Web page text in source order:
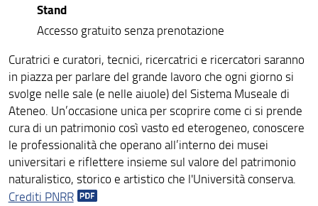
Stand
Accesso gratuito senza prenotazione
Curatrici e curatori, tecnici, ricercatrici e ricercatori saranno
in piazza per parlare del grande lavoro che ogni giorno si
svolge nelle sale (e nelle aiuole) del Sistema Museale di
Ateneo. Un’occasione unica per scoprire come ci si prende
cura di un patrimonio così vasto ed eterogeneo, conoscere
le professionalità che operano all’interno dei musei
universitari e riflettere insieme sul valore del patrimonio
naturalistico, storico e artistico che l'Università conserva.
Crediti PNRR